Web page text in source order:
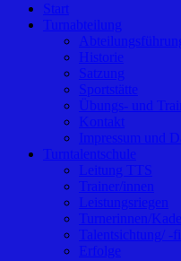
Start
Turnabteilung
Historie
Satzung
Sportstätte
Übungs- und
Kontakt
Impressum und
Turntalentschule
Leitung TTS
Trainer/innen
Leistungsriegen
Turnerinnen/
Talentsichtung/ -
Erfolge